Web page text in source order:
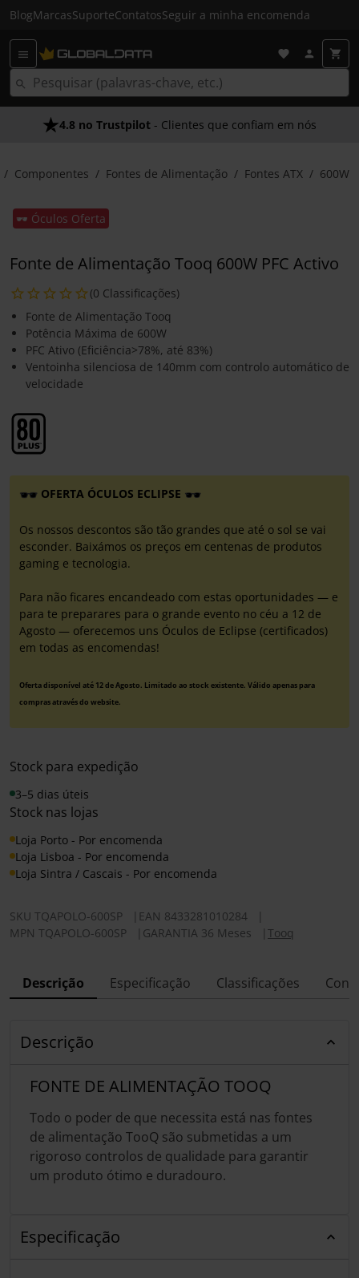
BlogMarcasSuporteContatosSeguir a minha encomenda
4.8 no Trustpilot - Clientes que confiam em nós
Componentes Fontes de Alimentação Fontes ATX 600W
🕶️ Óculos Oferta
Fonte de Alimentação Tooq 600W PFC Activo
(0 Classificações)
Fonte de Alimentação Tooq
Potência Máxima de 600W
PFC Ativo (Eficiência>78%, até 83%)
Ventoinha silenciosa de 140mm com controlo automático de
velocidade
OFERTA ÓCULOS ECLIPSE
Os nossos descontos são tão grandes que até o sol se vai
esconder. Baixámos os preços em centenas de produtos
gaming e tecnologia.
Para não ficares encandeado com estas oportunidades — e
para te preparares para o grande evento no céu a 12 de
Agosto — oferecemos uns Óculos de Eclipse (certificados)
em todas as encomendas!
Oferta disponível até 12 de Agosto. Limitado ao stock existente. Válido apenas para
compras através do website.
Stock para expedição
3–5 dias úteis
Stock nas lojas
Loja Porto - Por encomenda
Loja Lisboa - Por encomenda
Loja Sintra / Cascais - Por encomenda
SKU TQAPOLO-600SP EAN 8433281010284
MPN TQAPOLO-600SP GARANTIA 36 Meses Tooq
Descrição Especificação Classificações
Descrição
FONTE DE ALIMENTAÇÃO TOOQ
Todo o poder de que necessita está nas fontes
de alimentação TooQ são submetidas a um
rigoroso controlos de qualidade para garantir
um produto ótimo e duradouro.
Especificação